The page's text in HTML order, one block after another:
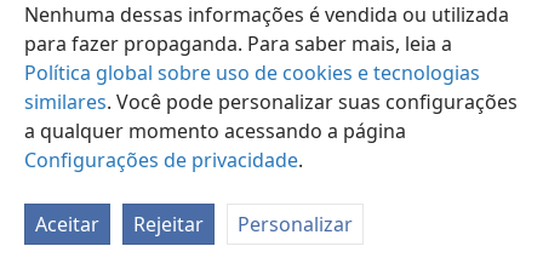
Nenhuma dessas informações é vendida ou utilizada
para fazer propaganda. Para saber mais, leia a
Política global sobre uso de cookies e tecnologias
similares. Você pode personalizar suas configurações
a qualquer momento acessando a página
Configurações de privacidade.
Aceitar Rejeitar Personalizar